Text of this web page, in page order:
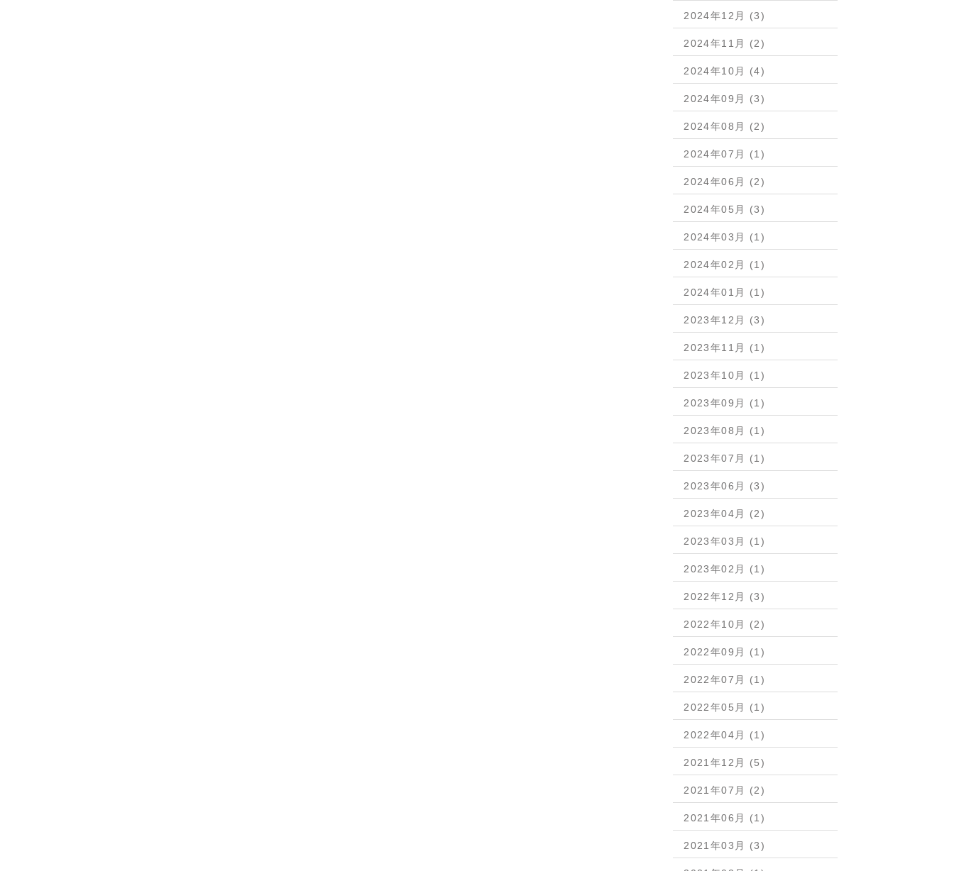
2024年12月 (3)
2024年11月 (2)
2024年10月 (4)
2024年09月 (3)
2024年08月 (2)
2024年07月 (1)
2024年06月 (2)
2024年05月 (3)
2024年03月 (1)
2024年02月 (1)
2024年01月 (1)
2023年12月 (3)
2023年11月 (1)
2023年10月 (1)
2023年09月 (1)
2023年08月 (1)
2023年07月 (1)
2023年06月 (3)
2023年04月 (2)
2023年03月 (1)
2023年02月 (1)
2022年12月 (3)
2022年10月 (2)
2022年09月 (1)
2022年07月 (1)
2022年05月 (1)
2022年04月 (1)
2021年12月 (5)
2021年07月 (2)
2021年06月 (1)
2021年03月 (3)